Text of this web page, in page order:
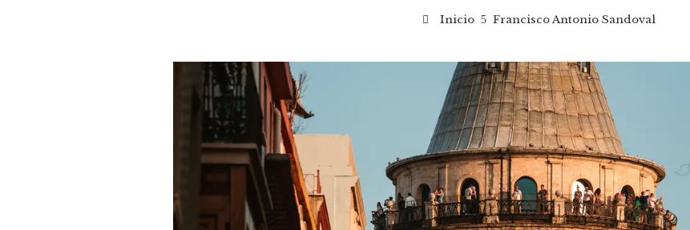
Inicio Francisco Antonio Sandoval